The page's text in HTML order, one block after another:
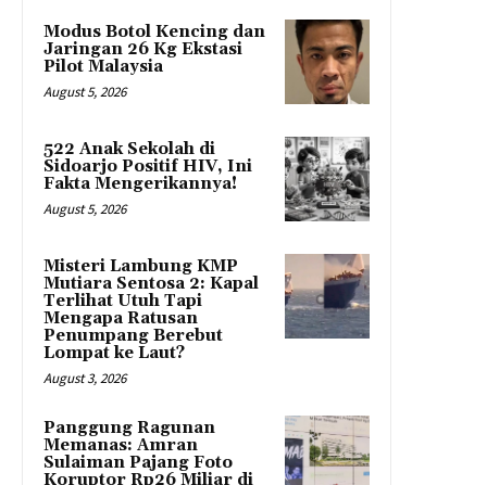
Modus Botol Kencing dan
Jaringan 26 Kg Ekstasi
Pilot Malaysia
August 5, 2026
522 Anak Sekolah di
Sidoarjo Positif HIV, Ini
Fakta Mengerikannya!
August 5, 2026
Misteri Lambung KMP
Mutiara Sentosa 2: Kapal
Terlihat Utuh Tapi
Mengapa Ratusan
Penumpang Berebut
Lompat ke Laut?
August 3, 2026
Panggung Ragunan
Memanas: Amran
Sulaiman Pajang Foto
Koruptor Rp26 Miliar di